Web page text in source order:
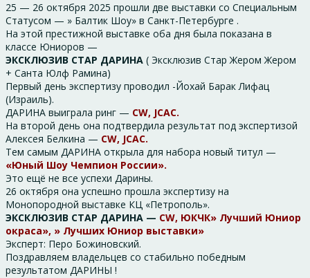
25 — 26 октября 2025 прошли две выставки со Специальным
Статусом — » Балтик Шоу» в Санкт-Петербурге .
На этой престижной выставке оба дня была показана в
классе Юниоров —
ЭКСКЛЮЗИВ СТАР ДАРИНА ( Эксклюзив Стар Жером Жером
+ Санта Юлф Рамина)
Первый день экспертизу проводил -Йохай Барак Лифац
(Израиль).
ДАРИНА выиграла ринг — CW, JCAC.
На второй день она подтвердила результат под экспертизой
Алексея Белкина — CW, JCAC.
Тем самым ДАРИНА открыла для набора новый титул —
«Юный Шоу Чемпион России».
Это ещё не все успехи Дарины.
26 октября она успешно прошла экспертизу на
Монопородной выставке КЦ «Петрополь».
ЭКСКЛЮЗИВ СТАР ДАРИНА — CW, ЮКЧК» Лучший Юниор
окраса», » Лучших Юниор выставки»
Эксперт: Перо Божиновский.
Поздравляем владельцев со стабильно победным
результатом ДАРИНЫ !